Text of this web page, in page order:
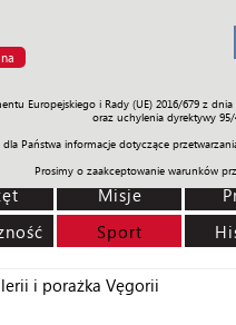
Europejskiego i Rady (UE) 2016/679 z
oraz uchylenia dyrektywy
Państwa informacje dotyczące
Prosimy o zaakceptowanie warunków
Prawo Świat
Misje
Sport
i porażka Vęgorii